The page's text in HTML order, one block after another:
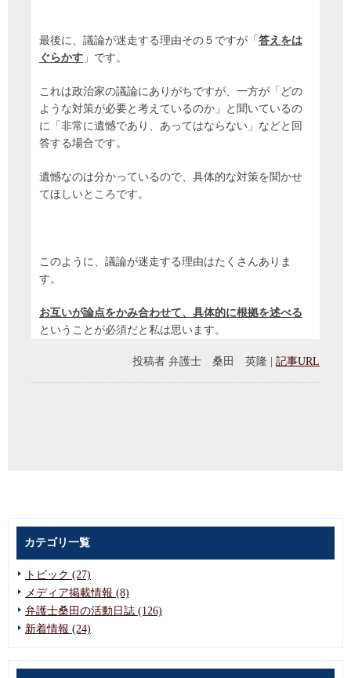
最後に、議論が迷走する理由その５ですが「 答えをは
ぐらかす 」です。
これは政治家の議論にありがちですが、一方が「どの
ような対策が必要と考えているのか」と聞いているの
に「非常に遺憾であり、あってはならない」などと回
答する場合です。
遺憾なのは分かっているので、具体的な対策を聞かせ
てほしいところです。
このように、議論が迷走する理由はたくさんありま
す。
お互いが論点をかみ合わせて、具体的に根拠を述べる
ということが必須だと私は思います。
投稿者 弁護士 桑田 英隆 記事URL
カテゴリ一覧
トピック (27)
メディア掲載情報 (8)
弁護士桑田の活動日誌 (126)
新着情報 (24)